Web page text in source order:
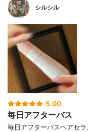
シルシル
5.00
毎日アフターバス
毎日アフターバスヘアセ